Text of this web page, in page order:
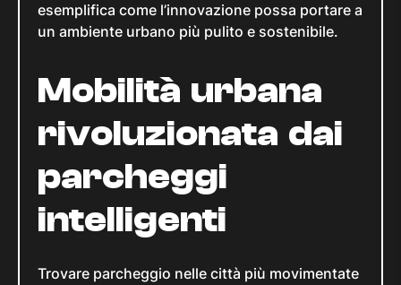
esemplifica come l’innovazione possa portare a
un ambiente urbano più pulito e sostenibile.
Mobilità urbana
rivoluzionata dai
parcheggi
intelligenti
Trovare parcheggio nelle città più movimentate